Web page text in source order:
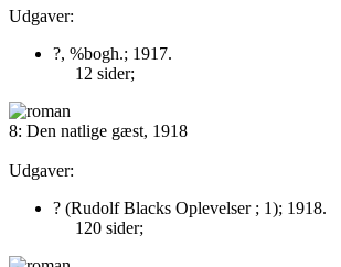
Udgaver:
?, %bogh.; 1917.
12 sider;
8: Den natlige gæst, 1918
Udgaver:
? (Rudolf Blacks Oplevelser ; 1); 1918.
120 sider;